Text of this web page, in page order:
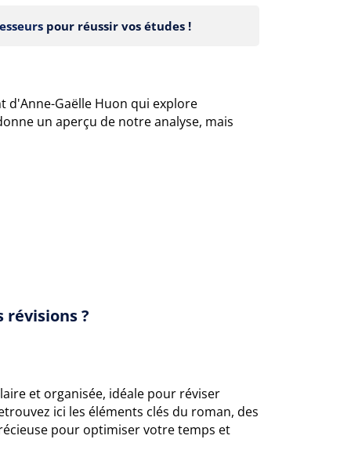
pour réussir vos études !
d'Anne-Gaëlle Huon qui explore
un aperçu de notre analyse, mais
révisions ?
et organisée, idéale pour réviser
ici les éléments clés du roman, des
pour optimiser votre temps et